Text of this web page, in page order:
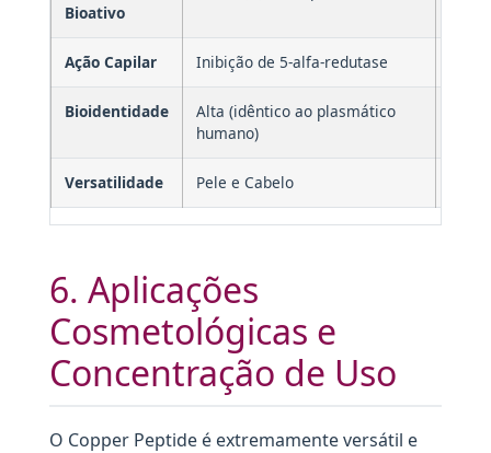
Bioativo
Ação Capilar Inibição de 5-alfa-redutase
Bioidentidade
Alta (idêntico ao plasmático
humano)
Versatilidade Pele e Cabelo
6. Aplicações
Cosmetológicas e
Concentração de Uso
O Copper Peptide é extremamente versátil e